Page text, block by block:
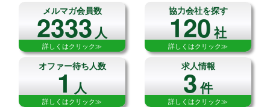
メルマガ会員数
2333人
詳しくはクリック≫
協力会社を探す
120社
詳しくはクリック≫
オファー待ち人数
1人
詳しくはクリック≫
求人情報
3件
詳しくはクリック≫